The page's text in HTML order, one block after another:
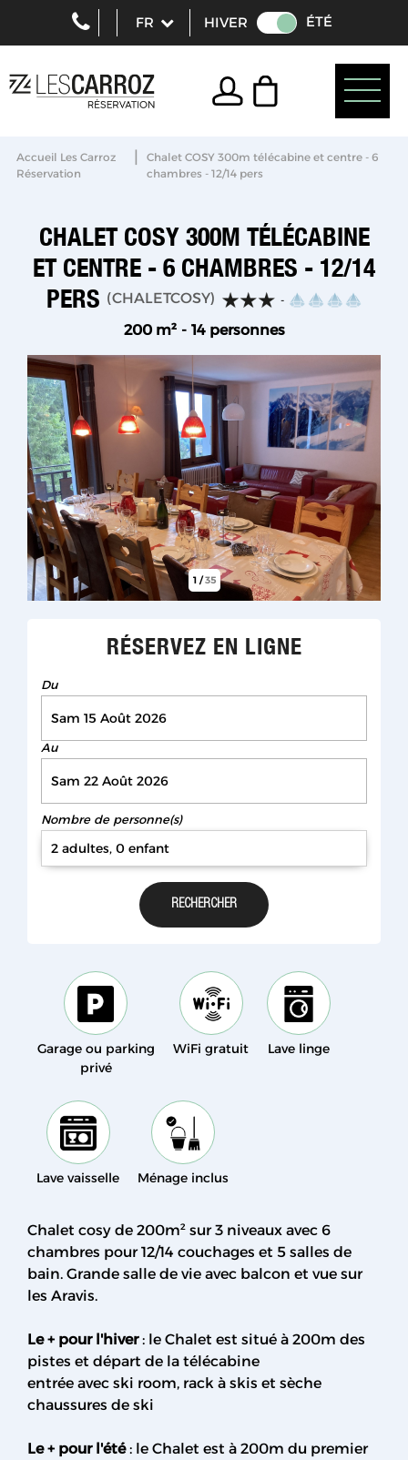
HIVER ÉTÉ
Accueil Les Carroz
Réservation
|
Chalet COSY 300m télécabine et centre - 6
chambres - 12/14 pers
CHALET COSY 300M TÉLÉCABINE
ET CENTRE - 6 CHAMBRES - 12/14
PERS (CHALETCOSY)
200 m² 14 personnes
1/35
RÉSERVEZ EN LIGNE
Du
Au
Nombre de personne(s)
2 adultes, 0 enfant
Garage ou parking
privé
WiFi gratuit Lave linge
Lave vaisselle Ménage inclus
Chalet cosy de 200m² sur 3 niveaux avec 6
chambres pour 12/14 couchages et 5 salles de
bain. Grande salle de vie avec balcon et vue sur
les Aravis.
Le + pour l'hiver: le Chalet est situé à 200m des
pistes et départ de la télécabine
entrée avec ski room, rack à skis et sèche
chaussures de ski
Le + pour l'été: le Chalet est à 200m du premier